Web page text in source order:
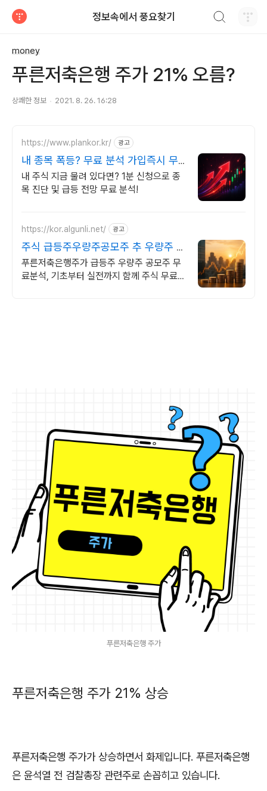
정보속에서 풍요찾기
money
푸른저축은행 주가 21% 오름?
상쾌한 정보 2021. 8. 26. 16:28
https://www.plankor.kr/ 광고
내 종목 폭등? 무료 분석 가입즉시 무
료리포트 100%
내 주식 지금 물려 있다면? 1분 신청으로 종
목 진단 및 급등 전망 무료 분석!
https://kor.algunli.net/ 광고
주식 급등주우량주공모주 추 우량주 무
료 공유
푸른저축은행주가 급등주 우량주 공모주 무
료분석, 기초부터 실전까지 함께 주식 무료
푸른저축은행 주가
푸른저축은행 주가 21% 상승
푸른저축은행 주가가 상승하면서 화제입니다. 푸른저축은행
은 윤석열 전 검찰총장 관련주로 손꼽히고 있습니다.